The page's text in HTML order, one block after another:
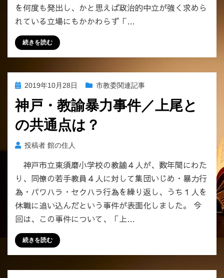
を何度も発出し、かと思えば政治的中立が強く求めら
れている立場にもかかわらず「…
続きを読む
投
日:
2019年10月28日 市教委関連記事
神戸・教諭暴力事件／上尾と
の共通点は？
投稿者 館の住人
神戸市立東須磨小学校の教諭４人が、数年間にわた
り、同僚の若手教員４人に対して集団いじめ・暴力行
為・パワハラ・セクハラ行為を繰り返し、うち１人を
休職に追い込んだという事件が表面化しました。 今
回は、この事件について、「上…
続きを読む